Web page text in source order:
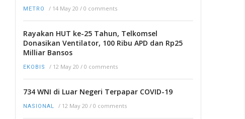
METRO / 14 May 20 / 0 comments
Rayakan HUT ke-25 Tahun, Telkomsel
Donasikan Ventilator, 100 Ribu APD dan Rp25
Milliar Bansos
EKOBIS / 12 May 20 / 0 comments
734 WNI di Luar Negeri Terpapar COVID-19
NASIONAL / 12 May 20 / 0 comments